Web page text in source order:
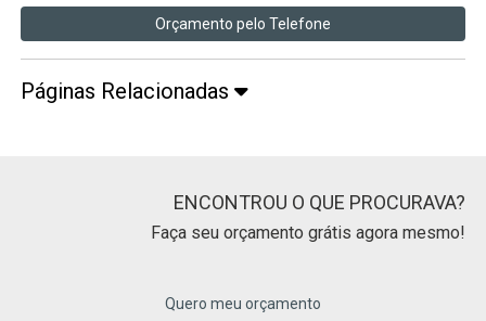
Orçamento pelo Telefone
Páginas Relacionadas
ENCONTROU O QUE PROCURAVA?
Faça seu orçamento grátis agora mesmo!
Quero meu orçamento